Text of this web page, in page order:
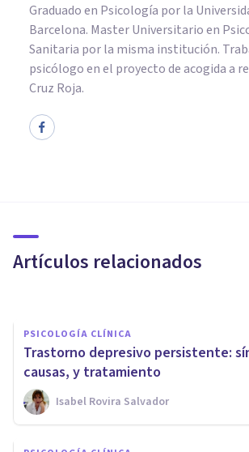
Graduado en Psicología por la
Barcelona. Master Universitario en
Sanitaria por la misma institución.
psicólogo en el proyecto de acogida a
Cruz Roja.
Artículos relacionados
síntomas y tratamiento
PSICOLOGÍA CLÍNICA
Trastorno depresivo persistente:
causas, y tratamiento
Isabel Rovira Salvador